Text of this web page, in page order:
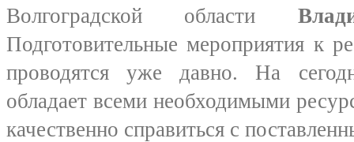
Волгоградской области
Подготовительные мероприятия к
проводятся уже давно. На
обладает всеми необходимыми
качественно справиться с